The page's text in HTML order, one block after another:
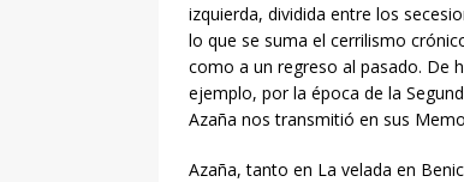
izquierda, dividida entre los
lo que se suma el cerrilismo
como a un regreso al pasado. De
ejemplo, por la época de la
Azaña nos transmitió en sus
Azaña, tanto en La velada en